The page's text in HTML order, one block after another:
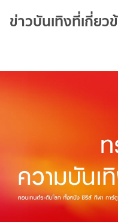
ข่าวบันเทิงที่เกี่ยว